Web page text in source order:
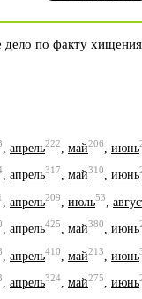
дело по факту хищения
апрель222 май206 июнь
, апрель317, май310, июнь
апрель209 июль53
, апрель425, май380, июнь
апрель410 май213 июнь
, апрель324, май275, июнь